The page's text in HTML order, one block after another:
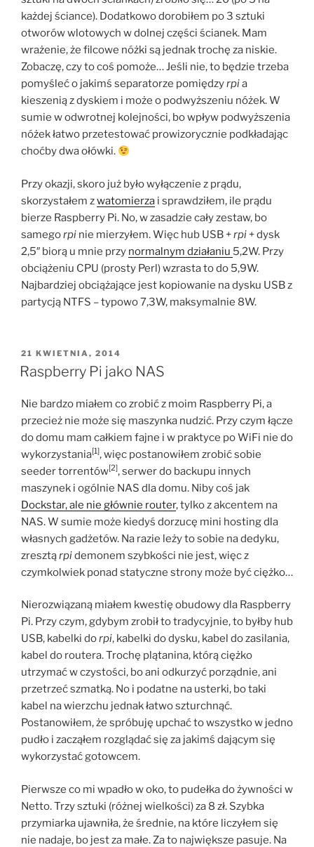
każdej ściance). Dodatkowo dorobiłem po 3 sztuki
otworów wlotowych w dolnej części ścianek. Mam
wrażenie, że filcowe nóżki są jednak trochę za niskie.
Zobaczę, czy to coś pomoże… Jeśli nie, to będzie trzeba
pomyśleć o jakimś separatorze pomiędzyrpia
kieszenią z dyskiem i może o podwyższeniu nóżek. W
sumie w odwrotnej kolejności, bo wpływ podwyższenia
nóżek łatwo przetestować prowizorycznie podkładając
choćby dwa ołówki.
Przy okazji, skoro już było wyłączenie z prądu,
skorzystałem zwatomierza i sprawdziłem, ile prądu
bierze Raspberry Pi. No, w zasadzie cały zestaw, bo
samegorpi nie mierzyłem. Więc hub USB +rpi + dysk
2,5″ biorą u mnie przy normalnym działaniu 5,2W. Przy
obciążeniu CPU (prosty Perl) wzrasta to do 5,9W.
Najbardziej obciążające jest kopiowanie na dysku USB z
partycją NTFS – typowo 7,3W, maksymalnie 8W.
OPUBLIKOWANE
W
21 KWIETNIA, 2014
Raspberry Pi jako NAS
Nie bardzo miałem co zrobić z moim Raspberry Pi, a
przecież nie może się maszynka nudzić. Przy czym łącze
do domu mam całkiem fajne i w praktyce po WiFi nie do
wykorzystania[1], więc postanowiłem zrobić sobie
seeder torrentów[2], serwer do backupu innych
maszynek i ogólnie NAS dla domu. Niby coś jak
Dockstar, ale nie głównie router, tylko z akcentem na
NAS. W sumie może kiedyś dorzucę mini hosting dla
własnych gadżetów. Na razie leży to sobie na dedyku,
zresztąrpidemonem szybkości nie jest, więc z
czymkolwiek ponad statyczne strony może być ciężko…
Nierozwiązaną miałem kwestię obudowy dla Raspberry
Pi. Przy czym, gdybym zrobił to tradycyjnie, to byłby hub
USB, kabelki dorpi, kabelki do dysku, kabel do zasilania,
kabel do routera. Trochę plątanina, którą ciężko
utrzymać w czystości, bo ani odkurzyć porządnie, ani
przetrzeć szmatką. No i podatne na usterki, bo taki
kabel na wierzchu jednak łatwo szturchnąć.
Postanowiłem, że spróbuję upchać to wszystko w jedno
pudło i zacząłem rozglądać się za jakimś dającym się
wykorzystać gotowcem.
Pierwsze co mi wpadło w oko, to pudełka do żywności w
Netto. Trzy sztuki (różnej wielkości) za 8 zł. Szybka
przymiarka ujawniła, że średnie, na które liczyłem się
nie nadaje, bo jest za małe. Za to największe pasuje. Na